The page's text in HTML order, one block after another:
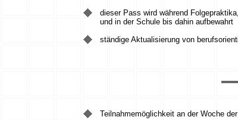
dieser Pass wird während
und in der Schule bis dahin aufbewahrt
ständige Aktualisierung von
Teilnahmemöglichkeit an der Woche